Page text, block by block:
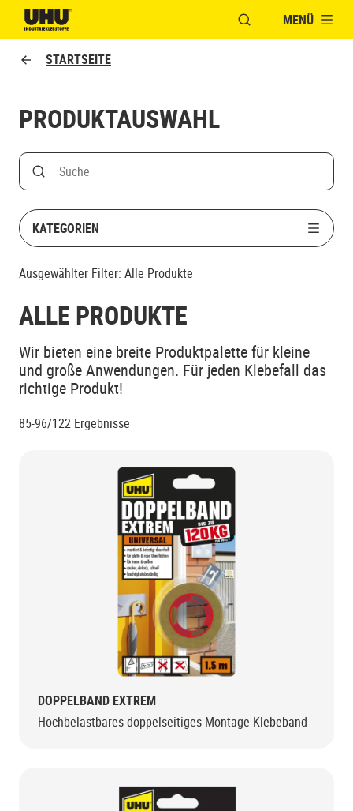
FENSTER FÜR DIE
MENÜ
STARTSEITE
PRODUKTAUSWAHL
Search
Suche nach Produktname
KATEGORIEN
Ausgewählter Filter: Alle Produkte
ALLE PRODUKTE
Wir bieten eine breite Produktpalette für kleine
und große Anwendungen. Für jeden Klebefall das
richtige Produkt!
85-96/122 Ergebnisse
DOPPELBAND EXTREM
Hochbelastbares doppelseitiges Montage-Klebeband